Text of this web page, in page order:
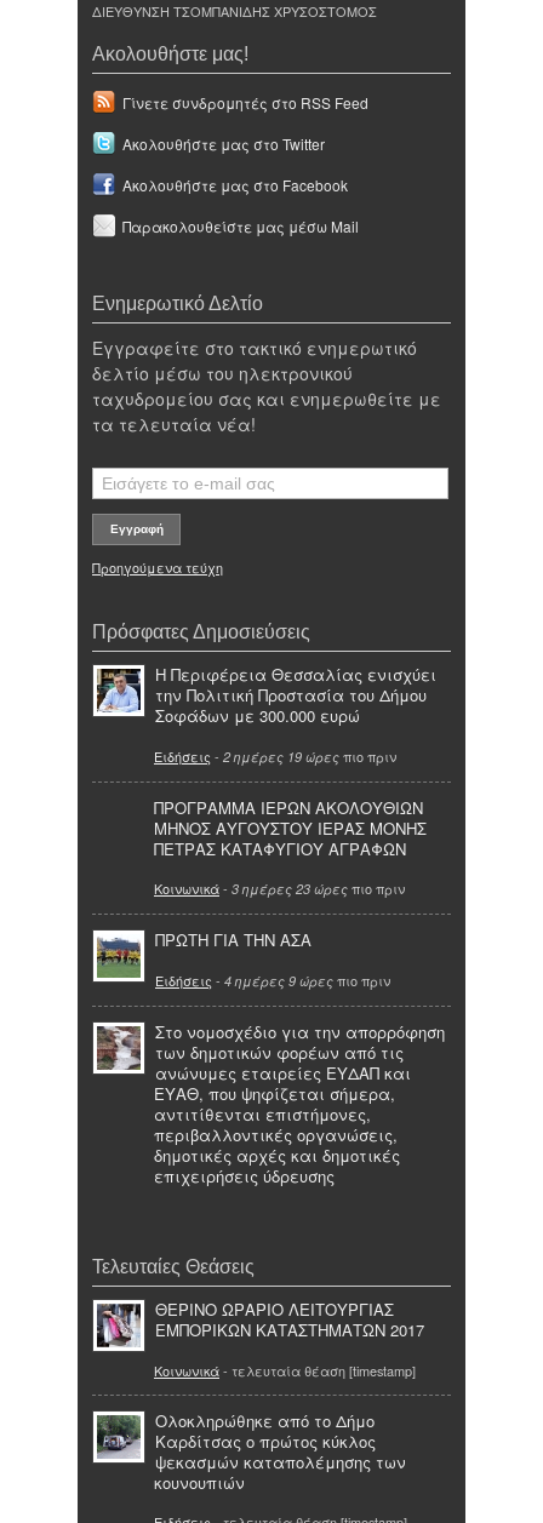
ΔΙΕΥΘΥΝΣΗ ΤΣΟΜΠΑΝΙΔΗΣ ΧΡΥΣΟΣΤΟΜΟΣ
Ακολουθήστε μας!
Γίνετε συνδρομητές στο RSS Feed
Ακολουθήστε μας στο Twitter
Ακολουθήστε μας στο Facebook
Παρακολουθείστε μας μέσω Mail
Ενημερωτικό Δελτίο
Εγγραφείτε στο τακτικό ενημερωτικό
δελτίο μέσω του ηλεκτρονικού
ταχυδρομείου σας και ενημερωθείτε με
τα τελευταία νέα!
Προηγούμενα τεύχη
Πρόσφατες Δημοσιεύσεις
Η Περιφέρεια Θεσσαλίας ενισχύει
την Πολιτική Προστασία του Δήμου
Σοφάδων με 300.000 ευρώ
Ειδήσεις - 2 ημέρες 19 ώρες πιο πριν
ΠΡΟΓΡΑΜΜΑ ΙΕΡΩΝ ΑΚΟΛΟΥΘΙΩΝ
ΜΗΝΟΣ ΑΥΓΟΥΣΤΟΥ ΙΕΡΑΣ ΜΟΝΗΣ
ΠΕΤΡΑΣ ΚΑΤΑΦΥΓΙΟΥ ΑΓΡΑΦΩΝ
Κοινωνικά- 3 ημέρες 23 ώρες πιο πριν
ΠΡΩΤΗ ΓΙΑ ΤΗΝ ΑΣΑ
Ειδήσεις - 4 ημέρες 9 ώρες πιο πριν
Στο νομοσχέδιο για την απορρόφηση
των δημοτικών φορέων από τις
ανώνυμες εταιρείες ΕΥΔΑΠ και
ΕΥΑΘ, που ψηφίζεται σήμερα,
αντιτίθενται επιστήμονες,
περιβαλλοντικές οργανώσεις,
δημοτικές αρχές και δημοτικές
επιχειρήσεις ύδρευσης
Τελευταίες Θεάσεις
ΘΕΡΙΝΟ ΩΡΑΡΙΟ ΛΕΙΤΟΥΡΓΙΑΣ
ΕΜΠΟΡΙΚΩΝ ΚΑΤΑΣΤΗΜΑΤΩΝ 2017
Κοινωνικά- τελευταία θέαση [timestamp]
Ολοκληρώθηκε από το Δήμο
Καρδίτσας ο πρώτος κύκλος
ψεκασμών καταπολέμησης των
κουνουπιών